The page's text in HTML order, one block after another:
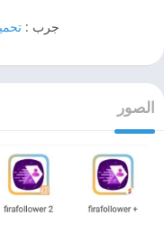
جرب :
الصور